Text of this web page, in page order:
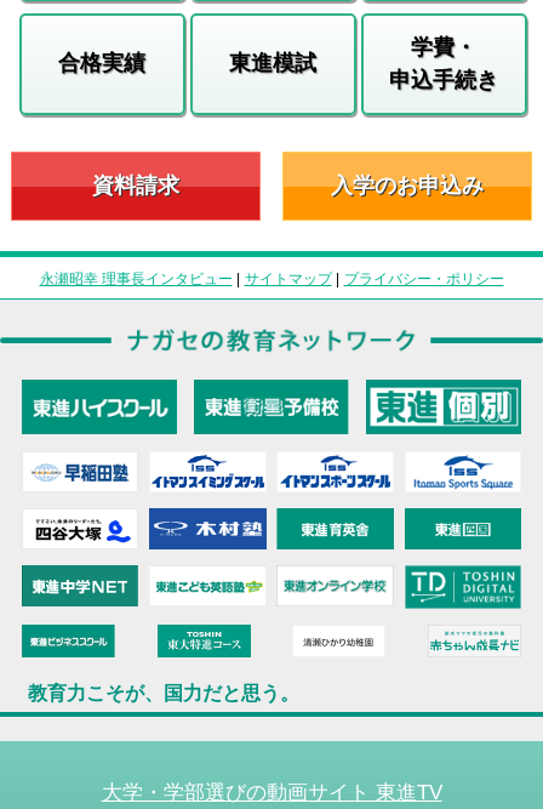
合格実績 東進模試
学費・
申込手続き
資料請求 入学のお申込み
永瀬昭幸 理事長インタビュー | サイトマップ| プライバシー・ポリシー
教育力こそが、国力だと思う。
大学・学部選びの動画サイト 東進TV